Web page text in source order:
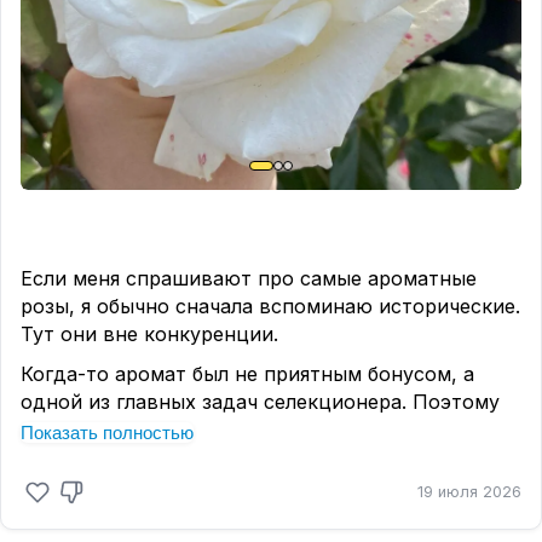
сидит, есть ли деформация бутонов, работают ли
хищники, не перекормлен ли куст азотом, нет ли
муравьёв, которые охраняют свою сладкую
ферму и мешают естественному контролю.
#врачебница
Если меня спрашивают про самые ароматные
розы, я обычно сначала вспоминаю исторические.
Тут они вне конкуренции.
Когда-то аромат был не приятным бонусом, а
одной из главных задач селекционера. Поэтому
многие старинные розы до сих пор способны
Но есть и исключения. Такие, что запоминаются
на годы. И что интересно - далеко не всегда
Показать полностью
19 июля 2026